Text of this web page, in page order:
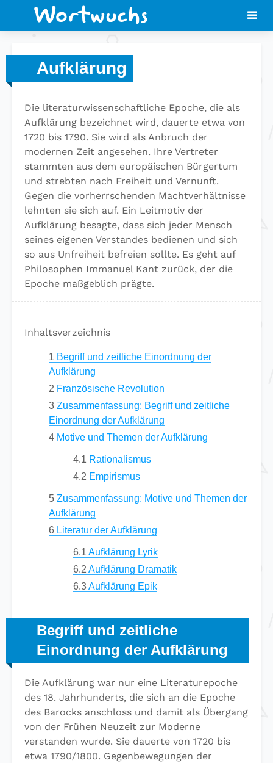
Aufklärung
Die literaturwissenschaftliche Epoche, die als
Aufklärung bezeichnet wird, dauerte etwa von
1720 bis 1790. Sie wird als Anbruch der
modernen Zeit angesehen. Ihre Vertreter
stammten aus dem europäischen Bürgertum
und strebten nach Freiheit und Vernunft.
Gegen die vorherrschenden Machtverhältnisse
lehnten sie sich auf. Ein Leitmotiv der
Aufklärung besagte, dass sich jeder Mensch
seines eigenen Verstandes bedienen und sich
so aus Unfreiheit befreien sollte. Es geht auf
Philosophen Immanuel Kant zurück, der die
Epoche maßgeblich prägte.
Inhaltsverzeichnis
1 Begriff und zeitliche Einordnung der
Aufklärung
2 Französische Revolution
3 Zusammenfassung: Begriff und zeitliche
Einordnung der Aufklärung
4 Motive und Themen der Aufklärung
4.1 Rationalismus
4.2 Empirismus
5 Zusammenfassung: Motive und Themen der
Aufklärung
6 Literatur der Aufklärung
6.1 Aufklärung Lyrik
6.2 Aufklärung Dramatik
6.3Aufklärung Epik
Begriff und zeitliche
Einordnung der Aufklärung
Die Aufklärung war nur eine Literaturepoche
des 18. Jahrhunderts, die sich an die Epoche
des Barocks anschloss und damit als Übergang
von der Frühen Neuzeit zur Moderne
verstanden wurde. Sie dauerte von 1720 bis
etwa 1790/1800. Gegenbewegungen der